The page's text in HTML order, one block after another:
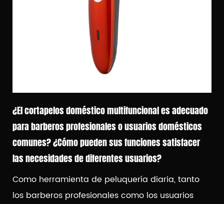
¿El cortapelos doméstico multifuncional es adecuado
para barberos profesionales o usuarios domésticos
comunes? ¿Cómo pueden sus funciones satisfacer
las necesidades de diferentes usuarios?
Como herramienta de peluquería diaria, tanto
los barberos profesionales como los usuarios